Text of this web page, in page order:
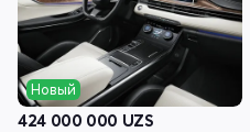
Новый
424 000 000 UZS